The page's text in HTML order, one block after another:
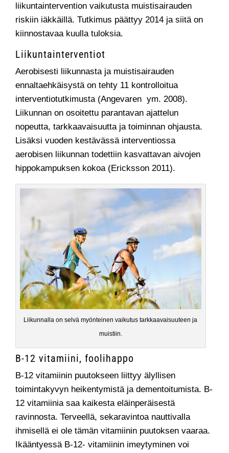
liikuntaintervention vaikutusta muistisairauden
riskiin iäkkäillä. Tutkimus päättyy 2014 ja siitä on
kiinnostavaa kuulla tuloksia.
Liikuntainterventiot
Aerobisesti liikunnasta ja muistisairauden
ennaltaehkäisystä on tehty 11 kontrolloitua
interventiotutkimusta (Angevaren ym. 2008).
Liikunnan on osoitettu parantavan ajattelun
nopeutta, tarkkaavaisuutta ja toiminnan ohjausta.
Lisäksi vuoden kestävässä interventiossa
aerobisen liikunnan todettiin kasvattavan aivojen
hippokampuksen kokoa (Ericksson 2011).
Liikunnalla on selvä myönteinen vaikutus tarkkaavaisuuteen ja
muistiin.
B-12 vitamiini, foolihappo
B-12 vitamiinin puutokseen liittyy älyllisen
toimintakyvyn heikentymistä ja dementoitumista. B-
12 vitamiinia saa kaikesta eläinperäisestä
ravinnosta. Terveellä, sekaravintoa nauttivalla
ihmisellä ei ole tämän vitamiinin puutoksen vaaraa.
Ikääntyessä B-12- vitamiinin imeytyminen voi